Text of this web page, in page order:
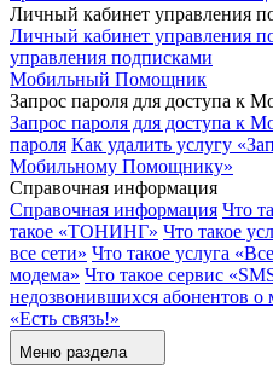
Личный кабинет управления
Личный кабинет управления
управления подписками
Мобильный Помощник
Запрос пароля для доступа к
Запрос пароля для доступа к
пароля Как удалить услугу
Мобильному Помощнику»
Справочная информация
Справочная информация Что
такое «ТОНИНГ» Что такое
все сети» Что такое услуга
модема» Что такое сервис
недозвонившихся абонентов о
«Есть связь!»
Меню раздела